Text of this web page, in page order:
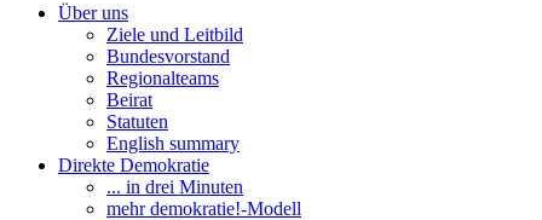
Main menu
Über uns
Ziele und Leitbild
Bundesvorstand
Regionalteams
Beirat
Statuten
English summary
Direkte Demokratie
... in drei Minuten
mehr demokratie!-Modell